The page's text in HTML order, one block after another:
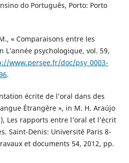
do Português, Porto: Porto
M., « Comparaisons entre les
L’année psychologique, vol. 59,
www.persee.fr/doc/psy_0003-
.
écrite de l’oral dans des
Étrangère », in M. H. Araújo
Les rapports entre l’oral et l’écrit
Saint-Denis: Université Paris 8-
et documents 54, 2012, pp.